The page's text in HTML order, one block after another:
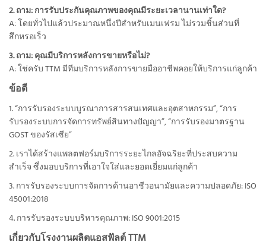
2. ถาม: การรับประกันคุณภาพของคุณมีระยะเวลานานเท่าใด?
A: โดยทั่วไปแล้วประมาณหนึ่งปีสำหรับเมนเฟรม ไม่รวมชิ้นส่วนที่
สึกหรอเร็ว
3. ถาม: คุณมีบริการหลังการขายหรือไม่?
A: ใช่ครับ TTM มีทีมบริการหลังการขายมืออาชีพคอยให้บริการแก่ลูกค้า
ข้อดี
1. “การรับรองระบบบูรณาการสารสนเทศและอุตสาหกรรม”, “การ
รับรองระบบการจัดการทรัพย์สินทางปัญญา”, “การรับรองมาตรฐาน
GOST ของรัสเซีย”
2. เราได้สร้างแพลตฟอร์มบริการระยะไกลอัจฉริยะที่ประสบความ
สำเร็จ ซึ่งมอบบริการที่เอาใจใส่และยอดเยี่ยมแก่ลูกค้า
3. การรับรองระบบการจัดการด้านอาชีวอนามัยและความปลอดภัย: ISO
45001:2018
4. การรับรองระบบบริหารคุณภาพ: ISO 9001:2015
เกี่ยวกับโรงงานผลิตแอสฟัลต์ TTM